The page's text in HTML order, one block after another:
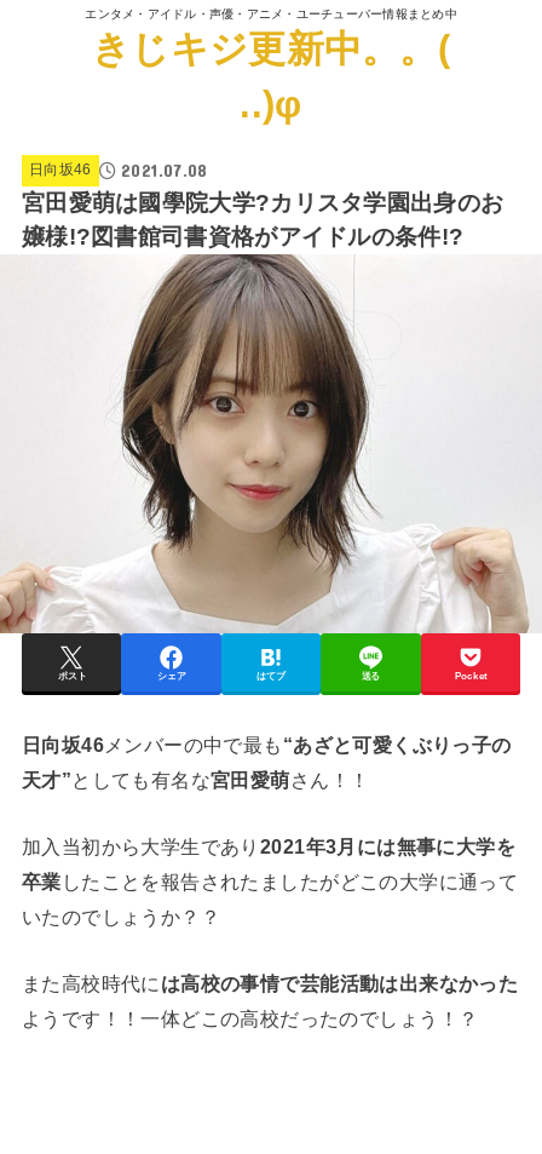
エンタメ・アイドル・声優・アニメ・ユーチューバー情報まとめ中
きじキジ更新中。。(
..)φ
日向坂46 2021.07.08
宮田愛萌は國學院大学?カリスタ学園出身のお
嬢様!?図書館司書資格がアイドルの条件!?
ポスト シェア はてブ 送る Pocket
日向坂46メンバーの中で最も “あざと可愛くぶりっ子の
天才”としても有名な宮田愛萌さん！！
加入当初から大学生であり 2021年3月には無事に大学を
卒業 したことを報告されたましたがどこの大学に通って
いたのでしょうか？？
また高校時代に は高校の事情で芸能活動は出来なかった
ようです！！一体どこの高校だったのでしょう！？